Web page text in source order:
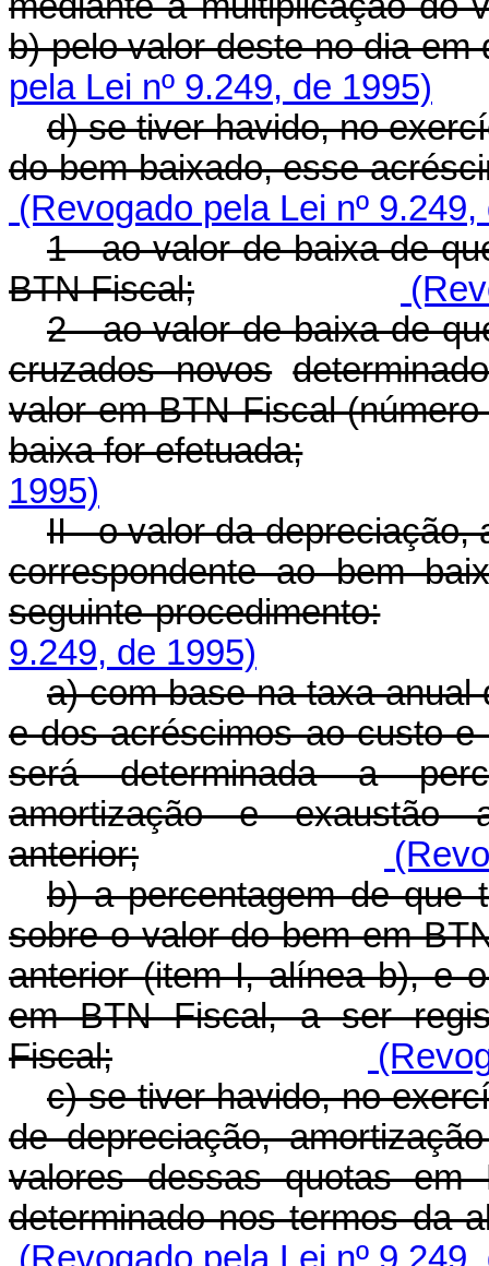
b) pelo valor deste no dia em
pela Lei nº 9.249, de 1995)
d) se tiver havido, no
do bem baixado, esse
(Revogado pela Lei nº
1 - ao valor de baixa de
BTN Fiscal;
2 - ao valor de baixa de
cruzados novos
valor em BTN Fiscal
baixa for efetuada;
1995)
II - o valor da depreciação,
correspondente ao bem
seguinte procedimento:
9.249, de 1995)
a) com base na taxa anual
e dos acréscimos ao custo
será determinada a
amortização e exaustão
anterior;
b) a percentagem de que
sobre o valor do bem em
anterior (item I, alínea b), e
em BTN Fiscal, a ser
Fiscal;
c) se tiver havido, no
de depreciação,
valores dessas quotas em
determinado nos termos da